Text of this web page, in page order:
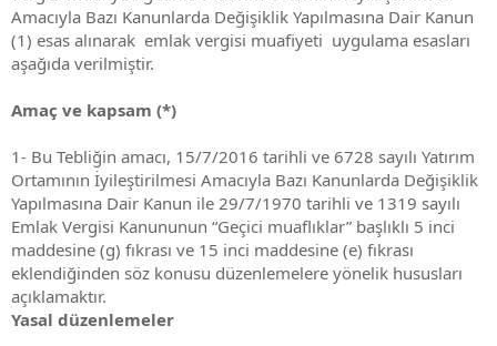
Amacıyla Bazı Kanunlarda Değişiklik Yapılmasına Dair Kanun
(1) esas alınarak emlak vergisi muafiyeti uygulama esasları
aşağıda verilmiştir.
Amaç ve kapsam (*)
1- Bu Tebliğin amacı, 15/7/2016 tarihli ve 6728 sayılı Yatırım
Ortamının İyileştirilmesi Amacıyla Bazı Kanunlarda Değişiklik
Yapılmasına Dair Kanun ile 29/7/1970 tarihli ve 1319 sayılı
Emlak Vergisi Kanununun “Geçici muaflıklar” başlıklı 5 inci
maddesine (g) fıkrası ve 15 inci maddesine (e) fıkrası
eklendiğinden söz konusu düzenlemelere yönelik hususları
açıklamaktır.
Yasal düzenlemeler